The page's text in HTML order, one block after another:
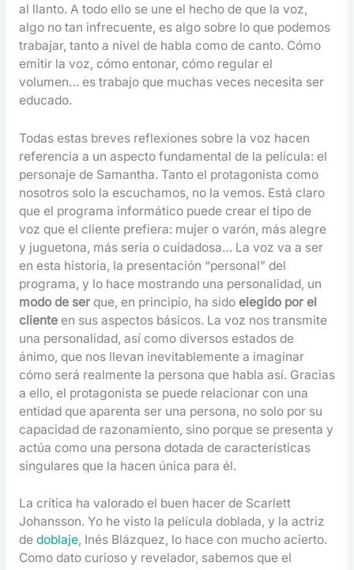
al llanto. A todo ello se une el hecho de que la voz,
algo no tan infrecuente, es algo sobre lo que podemos
trabajar, tanto a nivel de habla como de canto. Cómo
emitir la voz, cómo entonar, cómo regular el
volumen… es trabajo que muchas veces necesita ser
educado.
Todas estas breves reflexiones sobre la voz hacen
referencia a un aspecto fundamental de la película: el
personaje de Samantha. Tanto el protagonista como
nosotros solo la escuchamos, no la vemos. Está claro
que el programa informático puede crear el tipo de
voz que el cliente prefiera: mujer o varón, más alegre
y juguetona, más seria o cuidadosa… La voz va a ser
en esta historia, la presentación “personal” del
programa, y lo hace mostrando una personalidad, un
modo de serque, en principio, ha sido elegido por el
clienteen sus aspectos básicos. La voz nos transmite
una personalidad, así como diversos estados de
ánimo, que nos llevan inevitablemente a imaginar
cómo será realmente la persona que habla así. Gracias
a ello, el protagonista se puede relacionar con una
entidad que aparenta ser una persona, no solo por su
capacidad de razonamiento, sino porque se presenta y
actúa como una persona dotada de características
singulares que la hacen única para él.
La crítica ha valorado el buen hacer de Scarlett
Johansson. Yo he visto la película doblada, y la actriz
de doblaje, Inés Blázquez, lo hace con mucho acierto.
Como dato curioso y revelador, sabemos que el